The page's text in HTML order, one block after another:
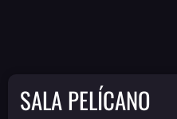
SALA PELÍCANO